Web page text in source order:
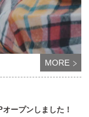
MORE
ープンしました！